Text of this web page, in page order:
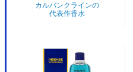
カルバンクラインの
代表作香水